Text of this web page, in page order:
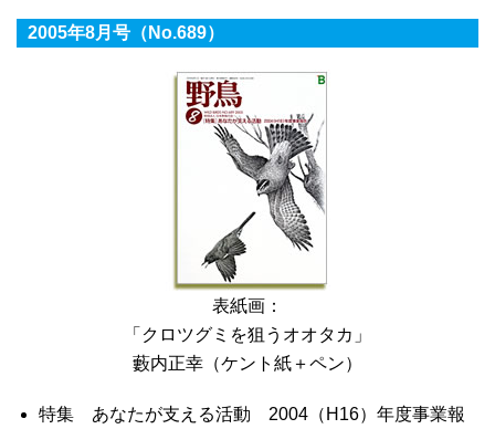
2005年8月号（No.689）
表紙画：
「クロツグミを狙うオオタカ」
藪内正幸（ケント紙＋ペン）
特集 あなたが支える活動 2004（H16）年度事業報